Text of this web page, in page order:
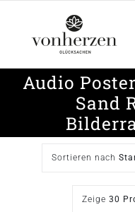
springen
Audio
Sand
Sortieren nach
Zeige 30